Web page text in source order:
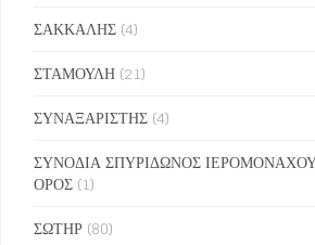
ΣΑΚΚΑΛΗΣ (4)
ΣΤΑΜΟΥΛΗ (21)
ΣΥΝΑΞΑΡΙΣΤΗΣ (4)
ΣΥΝΟΔΙΑ ΣΠΥΡΙΔΩΝΟΣ
ΟΡΟΣ (1)
ΣΩΤΗΡ (80)